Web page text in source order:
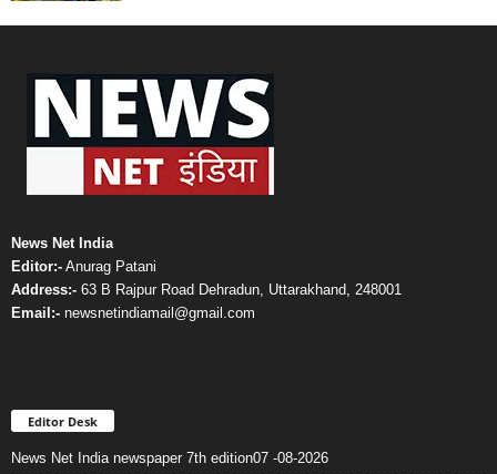
News Net India
Editor:- Anurag Patani
Address:- 63 B Rajpur Road Dehradun, Uttarakhand, 248001
Email:- newsnetindiamail@gmail.com
Editor Desk
News Net India newspaper 7th edition07 -08-2026